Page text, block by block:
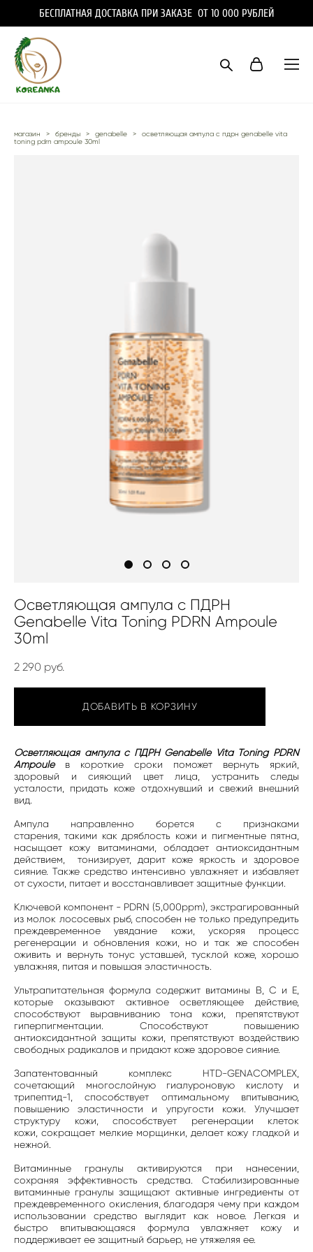
БЕСПЛАТНАЯ ДОСТАВКА ПРИ ЗАКАЗЕ ОТ 10 000 РУБЛЕЙ
магазин > бренды > genabelle >
осветляющая ампула с пдрн genabelle vita
toning pdrn ampoule 30ml
Осветляющая ампула с ПДРН
Genabelle Vita Toning PDRN Ampoule
30ml
2 290 pуб.
ДОБАВИТЬ В КОРЗИНУ
Осветляющая ампула с ПДРН Genabelle Vita Toning PDRN
Ampoule в короткие сроки поможет вернуть яркий,
здоровый и сияющий цвет лица, устранить следы
усталости, придать коже отдохнувший и свежий внешний
вид.
Ампула направленно борется с признаками
старения, такими как дряблость кожи и пигментные пятна,
насыщает кожу витаминами, обладает антиоксидантным
действием, тонизирует, дарит коже яркость и здоровое
сияние. Также средство интенсивно увлажняет и избавляет
от сухости, питает и восстанавливает защитные функции.
Ключевой компонент - PDRN (5,000ppm), экстрагированный
из молок лососевых рыб, способен не только предупредить
преждевременное увядание кожи, ускоряя процесс
регенерации и обновления кожи, но и так же способен
оживить и вернуть тонус уставшей, тусклой коже, хорошо
увлажняя, питая и повышая эластичность.
Ультрапитательная формула содержит витамины B, C и E,
которые оказывают активное осветляющее действие,
способствуют выравниванию тона кожи, препятствуют
гиперпигментации. Способствуют повышению
антиоксидантной защиты кожи, препятствуют воздействию
свободных радикалов и придают коже здоровое сияние.
Запатентованный комплекс HTD-GENACOMPLEX,
сочетающий многослойную гиалуроновую кислоту и
трипептид-1, способствует оптимальному впитыванию,
повышению эластичности и упругости кожи. Улучшает
структуру кожи, способствует регенерации клеток
кожи, сокращает мелкие морщинки, делает кожу гладкой и
нежной.
Витаминные гранулы активируются при нанесении,
сохраняя эффективность средства. Стабилизированные
витаминные гранулы защищают активные ингредиенты от
преждевременного окисления, благодаря чему при каждом
использовании средство выглядит как новое. Легкая и
быстро впитывающаяся формула увлажняет кожу и
поддерживает ее защитный барьер, не утяжеляя ее.